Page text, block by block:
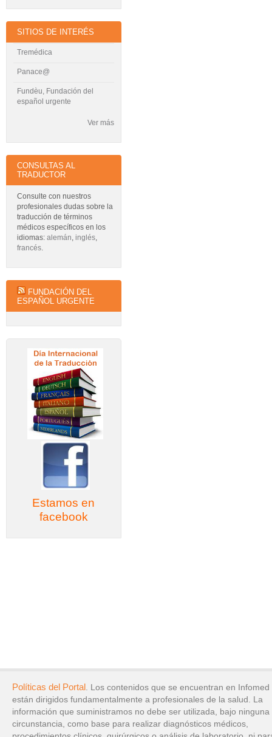
SITIOS DE INTERÉS
Tremédica
Panace@
Fundèu, Fundación del
español urgente
Ver más
CONSULTAS AL
TRADUCTOR
Consulte con nuestros
profesionales dudas sobre la
traducción de términos
médicos específicos en los
idiomas: alemán inglés
francés
FUNDACIÓN DEL
ESPAÑOL URGENTE
Estamos en
facebook
Políticas del Portal. Los contenidos que se encuentran en Infomed
están dirigidos fundamentalmente a profesionales de la salud. La
información que suministramos no debe ser utilizada, bajo ninguna
circunstancia, como base para realizar diagnósticos médicos,